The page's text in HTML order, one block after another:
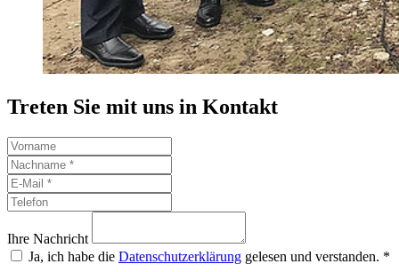
Treten Sie mit uns in Kontakt
Ihre Nachricht
Ja, ich habe die Datenschutzerklärung gelesen und verstanden. *